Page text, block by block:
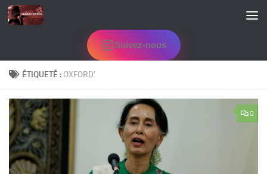
Skip to content
Suivez-nous
ÉTIQUETÉ :OXFORD’
0